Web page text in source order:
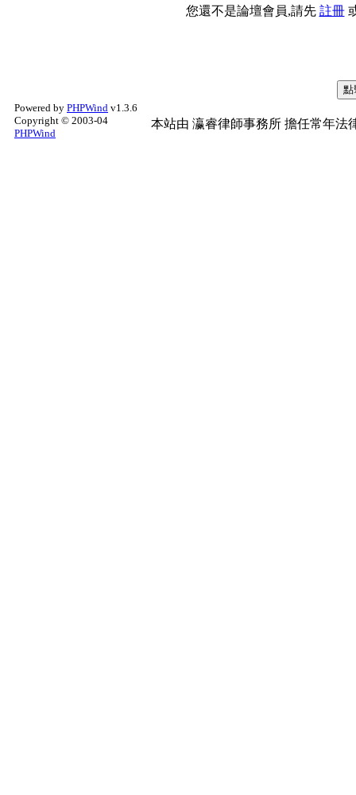
您還不是論壇會員,請先 註冊
Powered by PHPWind v1.3.6
Copyright © 2003-04
PHPWind
本站由 瀛睿律師事務所 擔任常年法